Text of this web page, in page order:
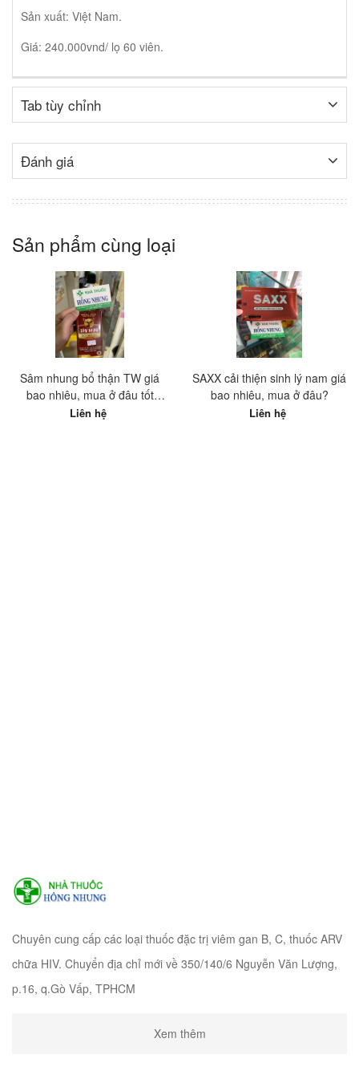
Sản xuất: Việt Nam.
Giá: 240.000vnd/ lọ 60 viên.
Tab tùy chỉnh
Đánh giá
Sản phẩm cùng loại
Sâm nhung bổ thận TW giá
bao nhiêu, mua ở đâu tốt
nhất?
Liên hệ
SAXX cải thiện sinh lý nam giá
bao nhiêu, mua ở đâu?
Liên hệ
Chuyên cung cấp các loại thuốc đặc trị viêm gan B, C, thuốc ARV
chữa HIV. Chuyển địa chỉ mới về 350/140/6 Nguyễn Văn Lượng,
p.16, q.Gò Vấp, TPHCM
Xem thêm